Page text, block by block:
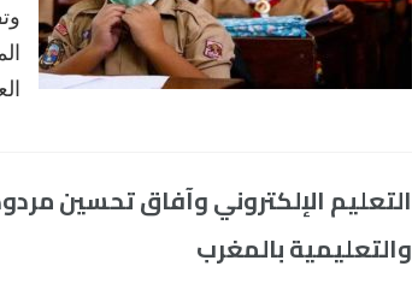
التعليم الإلكتروني وآفاق تحسين
والتعليمية بالمغرب